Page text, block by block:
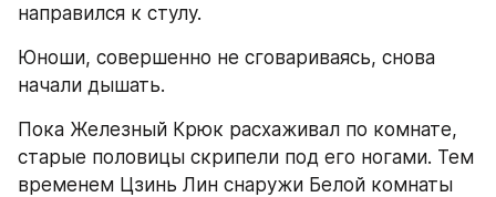
направился к стулу.
Юноши, совершенно не сговариваясь, снова
начали дышать.
Пока Железный Крюк расхаживал по комнате,
старые половицы скрипели под его ногами. Тем
временем Цзинь Лин снаружи Белой комнаты